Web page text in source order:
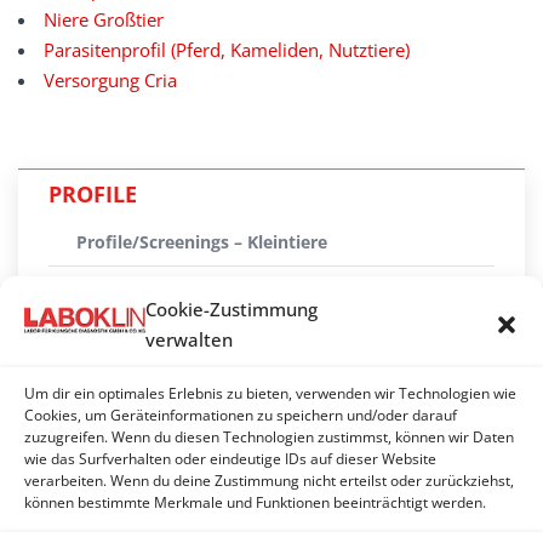
Cookie-Zustimmung
verwalten
Um dir ein optimales Erlebnis zu bieten, verwenden wir Technologien wie
Cookies, um Geräteinformationen zu speichern und/oder darauf
zuzugreifen. Wenn du diesen Technologien zustimmst, können wir Daten
wie das Surfverhalten oder eindeutige IDs auf dieser Website
verarbeiten. Wenn du deine Zustimmung nicht erteilst oder zurückziehst,
können bestimmte Merkmale und Funktionen beeinträchtigt werden.
Niere Großtier
Parasitenprofil (Pferd, Kameliden, Nutztiere)
Versorgung Cria
PROFILE
Profile/Screenings – Kleintiere
Fische
Profile/Screenings – Wiederkäuer
Profile – Lama, Alpaka
Profile/Screenings – Schwein